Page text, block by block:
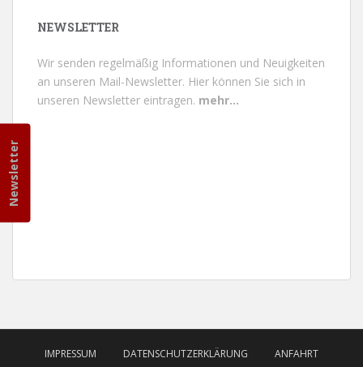
NEWSLETTER
Newsletter
Wir senden regelmäßig Informationen und Neuigkeiten
an unseren Mail-Newsletter. Hier können Sie sich in
unseren Newsletter eintragen. mehr...
IMPRESSUM DATENSCHUTZERKLÄRUNG ANFAHRT